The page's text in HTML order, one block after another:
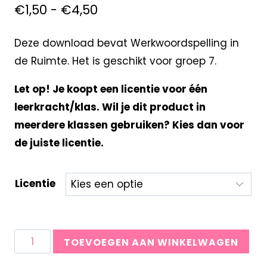
€1,50 - €4,50
Deze download bevat Werkwoordspelling in
de Ruimte. Het is geschikt voor groep 7.
Let op! Je koopt een licentie voor één
leerkracht/klas. Wil je dit product in
meerdere klassen gebruiken? Kies dan voor
de juiste licentie.
Licentie
TOEVOEGEN AAN WINKELWAGEN